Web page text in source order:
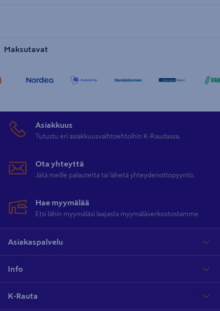
Maksutavat
Asiakkuus
Tutustu eri asiakkuusvaihtoehtoihin K-Raudassa.
Ota yhteyttä
Jätä meille palautetta tai lähetä yhteydenottopyyntö.
Hae myymälää
Etsi lähin myymäläsi laajasta myymäläverkostostamme
Asiakaspalvelu
Info
K-Rauta